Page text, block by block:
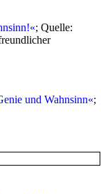
; Quelle:
und Wahnsinn«;